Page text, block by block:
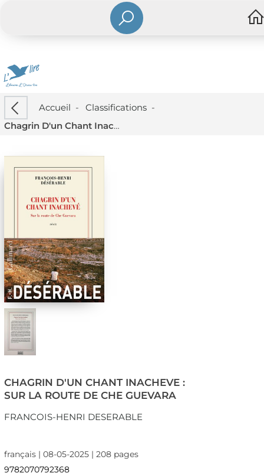
Accueil - Classifications-
Chagrin D'un Chant Inacheve : Sur La Route De Che Guevara
CHAGRIN D'UN CHANT INACHEVE :
SUR LA ROUTE DE CHE GUEVARA
FRANCOIS-HENRI DESERABLE
français | 08-05-2025 | 208 pages
9782070792368